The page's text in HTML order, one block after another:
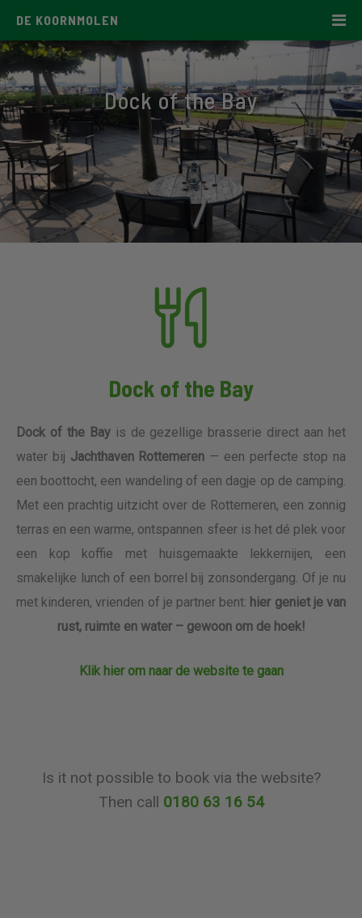
DE KOORNMOLEN
Dock of the Bay
Dock of the Bay
Dock of the Bayis de gezellige brasserie direct aan het
water bij Jachthaven Rottemeren — een perfecte stop na
een boottocht, een wandeling of een dagje op de camping.
Met een prachtig uitzicht over de Rottemeren, een zonnig
terras en een warme, ontspannen sfeer is het dé plek voor
een kop koffie met huisgemaakte lekkernijen, een
smakelijke lunch of een borrel bij zonsondergang. Of je nu
met kinderen, vrienden of je partner bent: hier geniet je van
rust, ruimte en water – gewoon om de hoek!
Klik hier om naar de website te gaan
Is it not possible to book via the website?
Then call 0180 63 16 54